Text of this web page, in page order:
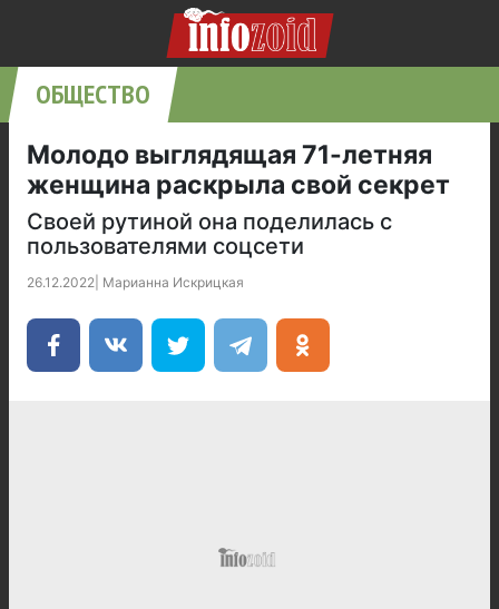
ОБЩЕСТВО
Молодо выглядящая 71-летняя
женщина раскрыла свой секрет
Своей рутиной она поделилась с
пользователями соцсети
26.12.2022 Марианна Искрицкая